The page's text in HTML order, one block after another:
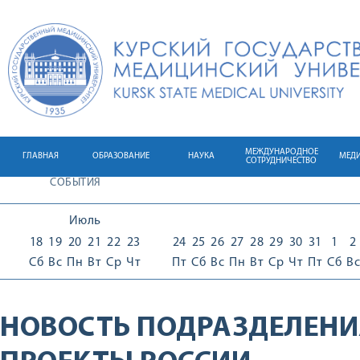
ГЛАВНАЯ ОБРАЗОВАНИЕ НАУКА
МЕЖДУНАРОДНОЕ
СОТРУДНИЧЕСТВО
СОБЫТИЯ
Июль
18
Сб
19
Вс
20
Пн
21
Вт
22
Ср
23
Чт
24
Пт
25
Сб
26
Вс
27
Пн
28
Вт
29
Ср
30
Чт
31
Пт
1
Сб
2
Вс
НОВОСТЬ